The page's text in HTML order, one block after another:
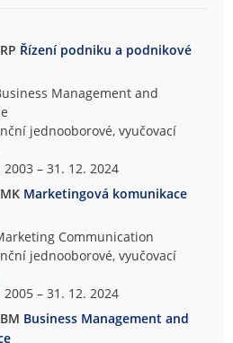
Řízení podniku a podnikové
Management and
jednooborové, vyučovací
– 31. 12. 2024
Marketingová komunikace
Communication
jednooborové, vyučovací
– 31. 12. 2024
Business Management and